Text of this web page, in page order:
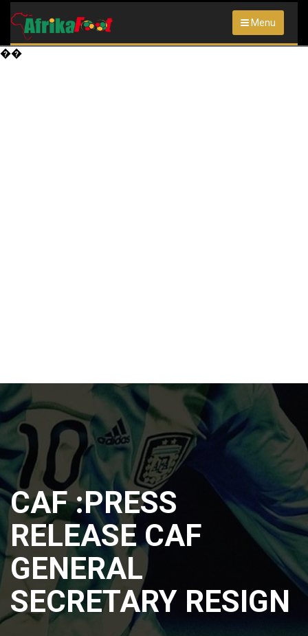
Menu
��
CAF :PRESS
RELEASE CAF
GENERAL
SECRETARY RESIGN